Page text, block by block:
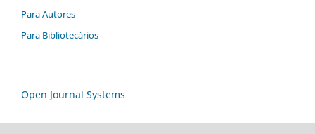
Para Autores
Para Bibliotecários
Open Journal Systems